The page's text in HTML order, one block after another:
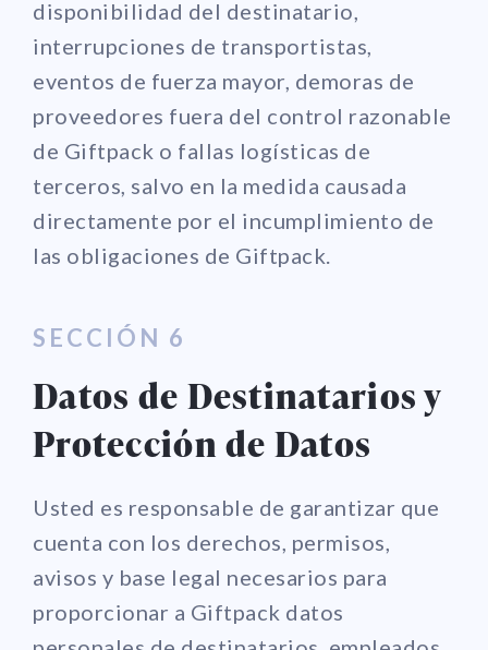
disponibilidad del destinatario,
interrupciones de transportistas,
eventos de fuerza mayor, demoras de
proveedores fuera del control razonable
de Giftpack o fallas logísticas de
terceros, salvo en la medida causada
directamente por el incumplimiento de
las obligaciones de Giftpack.
SECCIÓN 6
Datos de Destinatarios y
Protección de Datos
Usted es responsable de garantizar que
cuenta con los derechos, permisos,
avisos y base legal necesarios para
proporcionar a Giftpack datos